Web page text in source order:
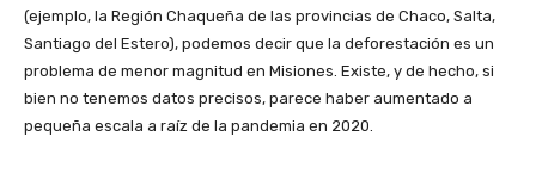
(ejemplo, la Región Chaqueña de las provincias de Chaco, Salta,
Santiago del Estero), podemos decir que la deforestación es un
problema de menor magnitud en Misiones. Existe, y de hecho, si
bien no tenemos datos precisos, parece haber aumentado a
pequeña escala a raíz de la pandemia en 2020.